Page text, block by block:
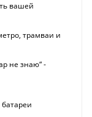
вашей
трамваи и
не знаю“ -